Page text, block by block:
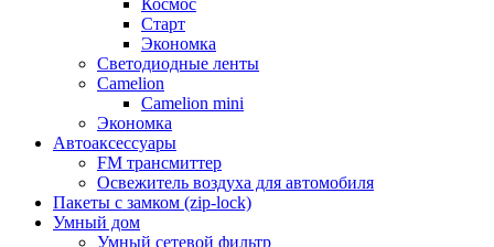
Космос
Старт
Экономка
Светодиодные ленты
Camelion
Camelion mini
Экономка
Автоаксессуары
FM трансмиттер
Освежитель воздуха для автомобиля
Пакеты с замком (zip-lock)
Умный дом
Умный сетевой фильтр